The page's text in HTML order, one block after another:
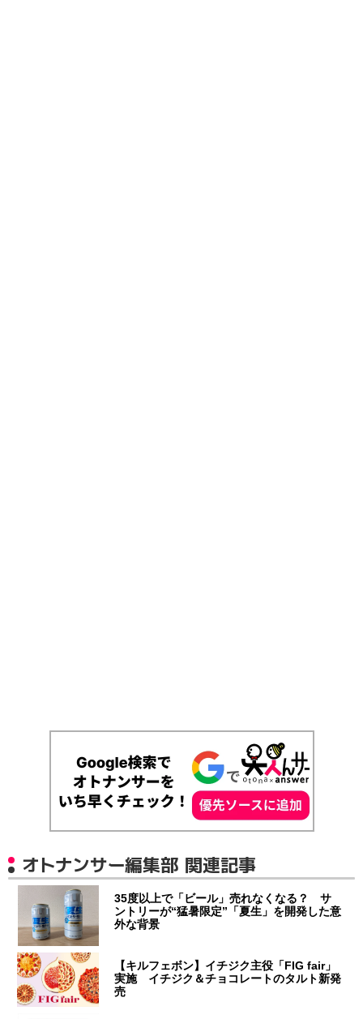
オトナンサー編集部 関連記事
35度以上で「ビール」売れなくなる？ サ
ントリーが“猛暑限定”「夏生」を開発した意
外な背景
【キルフェボン】イチジク主役「FIG fair」
実施 イチジク＆チョコレートのタルト新発
売